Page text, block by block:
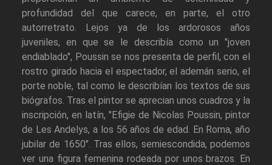
profundidad del que carece, en parte, el otro
autorretrato. Lejos ya de los ardorosos años
juveniles, en que se le describía como un "joven
endiablado", Poussin se nos presenta de perfil, con el
rostro girado hacia el espectador, el ademán serio, el
porte noble, tal como le describían los textos de sus
biógrafos. Tras el pintor se aprecian unos cuadros y la
inscripción, en latín, "Efigie de Nicolas Poussin, pintor
de Les Andelys, a los 56 años de edad. En Roma, año
jubilar de 1650". Tras ellos, semiescondida, podemos
ver una figura femenina rodeada por unos brazos. En